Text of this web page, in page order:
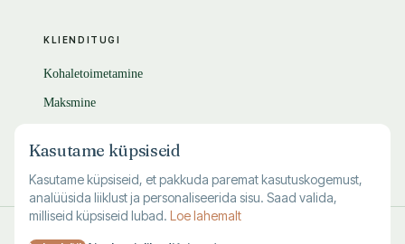
KLIENDITUGI
Kohaletoimetamine
Maksmine
KKK
Kasutame küpsiseid
Kasutame küpsiseid, et pakkuda paremat kasutuskogemust,
analüüsida liiklust ja personaliseerida sisu. Saad valida,
milliseid küpsiseid lubad. Loe lahemalt